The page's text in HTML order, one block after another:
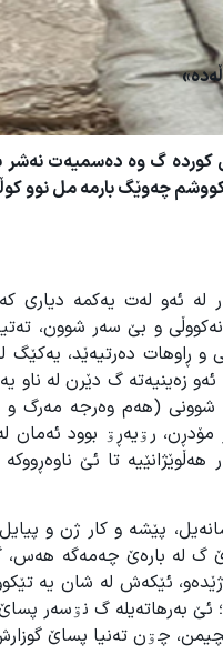
»
گ وە دەسمیەت نەشر
چەوێگ بارمە مل نوو
لە ئەو لەت یەکمە دیاری
و بێ سەر شوون،
ڕاوهات دەرتیەێد، یەکێگ
زەینیەتە گ دێرن لە ناو
شوونی (هەم وەرجە مەرگ
رۊیەڕۊ بوود ئەمان
تا ئێ ناوەڕووکە
پێشە و کار ژن و
گ لە بارەێ چەمەگە
ئێکەش لە شان یە
ئێ بەرهاتەیلە گ نۊسەر
چۊن تەنیا پساێ